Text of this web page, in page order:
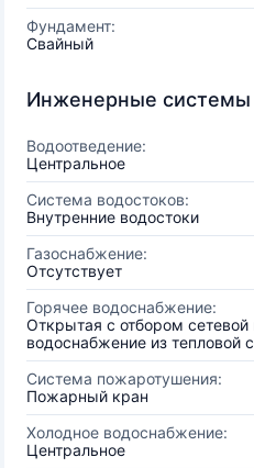
Фундамент:
Свайный
Инженерные системы
Водоотведение:
Центральное
Система водостоков:
Внутренние водостоки
Газоснабжение:
Отсутствует
Горячее водоснабжение:
Открытая с отбором
водоснабжение из тепловой
Система пожаротушения:
Пожарный кран
Холодное водоснабжение:
Центральное